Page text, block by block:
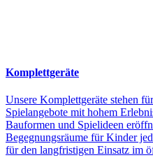
Komplettgeräte
Unsere Komplettgeräte stehen
Spielangebote mit hohem
Bauformen und Spielideen
Begegnungsräume für Kinder
für den langfristigen Einsatz im